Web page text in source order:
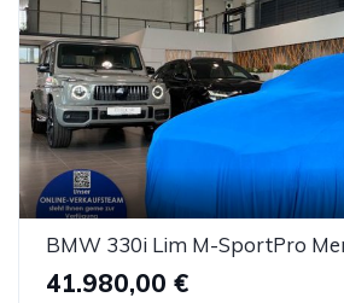
41.980,00 €